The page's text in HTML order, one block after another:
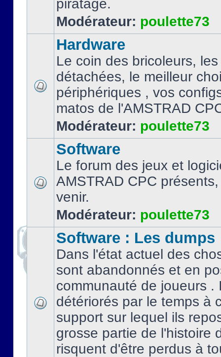
piratage.
Modérateur: poulette73
Hardware
Le coin des bricoleurs,
détachées, le meilleur
périphériques , vos
matos de l'AMSTRAD
Modérateur: poulette73
Software
Le forum des jeux et
AMSTRAD CPC
venir.
Modérateur: poulette73
Software : Les dumps
Dans l'état actuel des
sont abandonnés et en
communauté de joueurs .
détériorés par le temps à
support sur lequel ils
grosse partie de l'histoire
risquent d'être perdus à